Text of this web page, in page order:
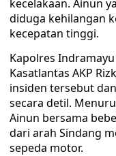
kecelakaan. Ainun
diduga kehilangan
kecepatan tinggi.
Kapolres
Kasatlantas AKP
insiden tersebut
secara detil.
Ainun bersama
dari arah Sindang
sepeda motor.